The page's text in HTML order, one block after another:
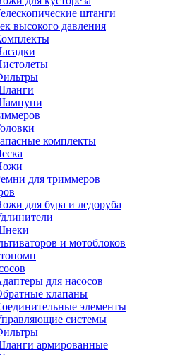
штанги
высокого давления
комплекты
для триммеров
для бура и ледоруба
и мотоблоков
для насосов
клапаны
элементы
системы
армированные